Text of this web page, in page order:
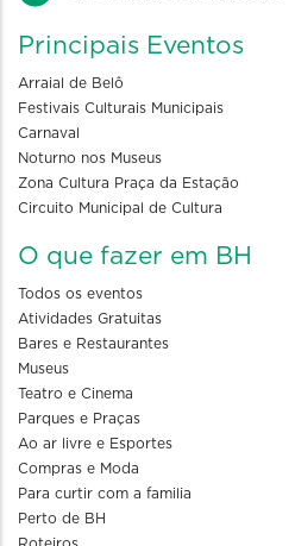
Principais Eventos
Arraial de Belô
Festivais Culturais Municipais
Carnaval
Noturno nos Museus
Zona Cultura Praça da Estação
Circuito Municipal de Cultura
O que fazer em BH
Todos os eventos
Atividades Gratuitas
Bares e Restaurantes
Museus
Teatro e Cinema
Parques e Praças
Ao ar livre e Esportes
Compras e Moda
Para curtir com a familia
Perto de BH